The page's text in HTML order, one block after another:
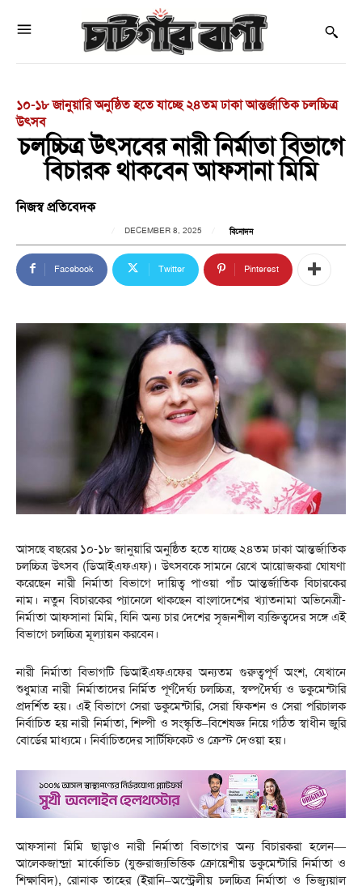
১০-১৮ জানুয়ারি অনুষ্ঠিত হতে যাচ্ছে ২৪তম ঢাকা আন্তর্জাতিক চলচ্চিত্র
উৎসব
চলচ্চিত্র উৎসবের নারী নির্মাতা বিভাগে
বিচারক থাকবেন আফসানা মিমি
নিজস্ব প্রতিবেদক
DECEMBER 8, 2025 বিনোদন
Facebook Twitter Pinterest
আসছে বছরের ১০-১৮ জানুয়ারি অনুষ্ঠিত হতে যাচ্ছে ২৪তম ঢাকা আন্তর্জাতিক
চলচ্চিত্র উৎসব (ডিআইএফএফ)। উৎসবকে সামনে রেখে আয়োজকরা ঘোষণা
করেছেন নারী নির্মাতা বিভাগে দায়িত্ব পাওয়া পাঁচ আন্তর্জাতিক বিচারকের
নাম। নতুন বিচারকের প্যানেলে থাকছেন বাংলাদেশের খ্যাতনামা অভিনেত্রী-
নির্মাতা আফসানা মিমি, যিনি অন্য চার দেশের সৃজনশীল ব্যক্তিত্বদের সঙ্গে এই
বিভাগে চলচ্চিত্র মূল্যায়ন করবেন।
নারী নির্মাতা বিভাগটি ডিআইএফএফের অন্যতম গুরুত্বপূর্ণ অংশ, যেখানে
শুধুমাত্র নারী নির্মাতাদের নির্মিত পূর্ণদৈর্ঘ্য চলচ্চিত্র, স্বল্পদৈর্ঘ্য ও ডকুমেন্টারি
প্রদর্শিত হয়। এই বিভাগে সেরা ডকুমেন্টারি, সেরা ফিকশন ও সেরা পরিচালক
নির্বাচিত হয় নারী নির্মাতা, শিল্পী ও সংস্কৃতি–বিশেষজ্ঞ নিয়ে গঠিত স্বাধীন জুরি
বোর্ডের মাধ্যমে। নির্বাচিতদের সার্টিফিকেট ও ক্রেস্ট দেওয়া হয়।
আফসানা মিমি ছাড়াও নারী নির্মাতা বিভাগের অন্য বিচারকরা হলেন—
আলেকজান্দ্রা মার্কোভিচ (যুক্তরাজ্যভিত্তিক ক্রোয়েশীয় ডকুমেন্টারি নির্মাতা ও
শিক্ষাবিদ), রোনাক তাহের (ইরানি–অস্ট্রেলীয় চলচ্চিত্র নির্মাতা ও ভিজ্যুয়াল